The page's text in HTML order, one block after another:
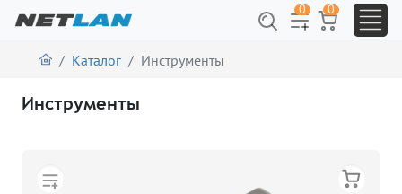
0 0
Каталог Инструменты
Инструменты